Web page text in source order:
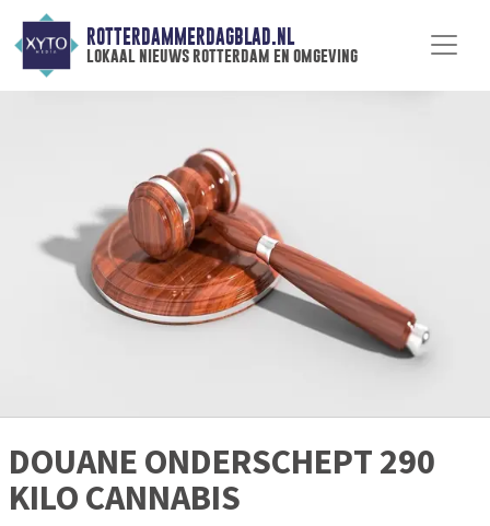
ROTTERDAMMERDAGBLAD.NL
lokaal nieuws rotterdam en omgeving
DOUANE ONDERSCHEPT 290
KILO CANNABIS